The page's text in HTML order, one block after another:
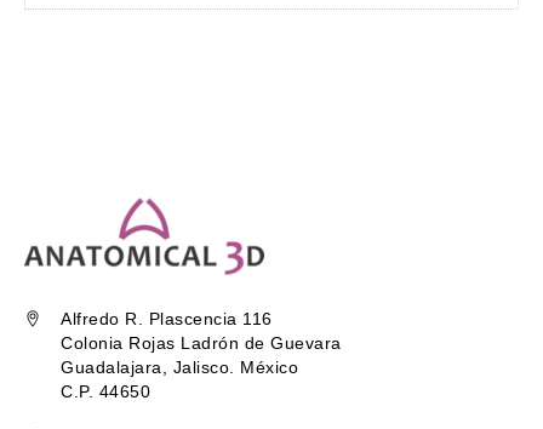
Alfredo R. Plascencia 116
Colonia Rojas Ladrón de Guevara
Guadalajara, Jalisco. México
C.P. 44650